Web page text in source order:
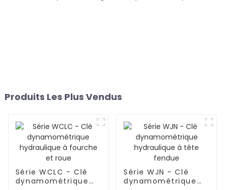
Produits Les Plus Vendus
Série WCLC - Clé
dynamométrique
Série WJN - Clé
dynamométrique